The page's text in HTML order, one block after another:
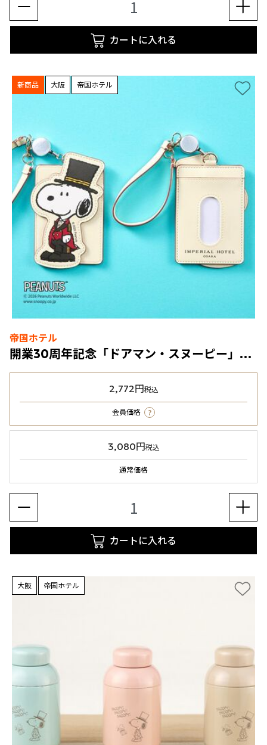
カートに入れる
新商品 大阪 帝国ホテル
帝国ホテル
開業30周年記念「ドアマン・スヌーピー」パスケース
2,772円税込
会員価格 ?
3,080円税込
通常価格
カートに入れる
大阪 帝国ホテル